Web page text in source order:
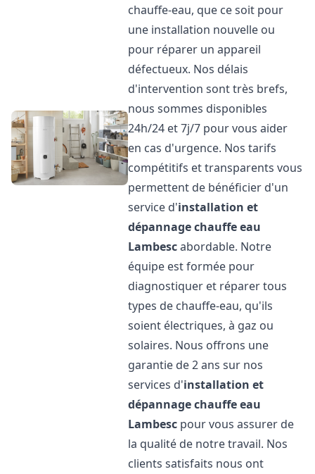
chauffe-eau, que ce soit pour
une installation nouvelle ou
pour réparer un appareil
défectueux. Nos délais
d'intervention sont très brefs,
nous sommes disponibles
24h/24 et 7j/7 pour vous aider
en cas d'urgence. Nos tarifs
compétitifs et transparents vous
permettent de bénéficier d'un
service d'installation et
dépannage chauffe eau
Lambescabordable. Notre
équipe est formée pour
diagnostiquer et réparer tous
types de chauffe-eau, qu'ils
soient électriques, à gaz ou
solaires. Nous offrons une
garantie de 2 ans sur nos
services d'installation et
dépannage chauffe eau
Lambesc pour vous assurer de
la qualité de notre travail. Nos
clients satisfaits nous ont